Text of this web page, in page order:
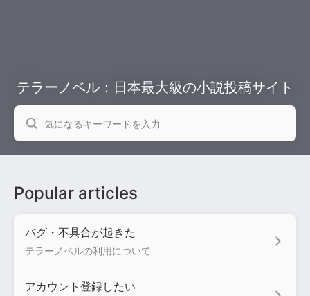
テラーノベル：日本最大級の小説投稿サイト
Popular articles
バグ・不具合が起きた
テラーノベルの利用について
アカウント登録したい